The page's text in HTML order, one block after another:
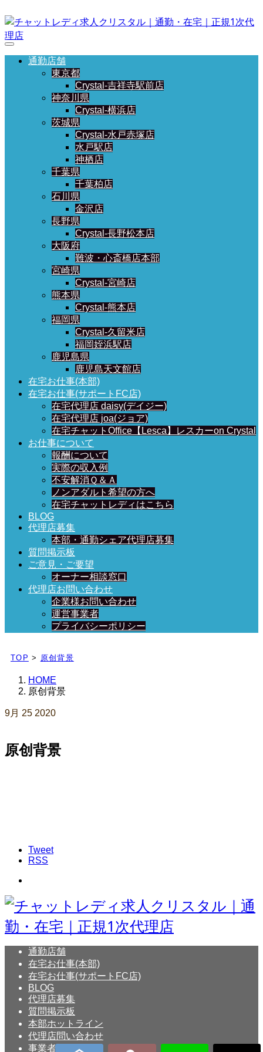
通勤店舗
東京都
Crystal-吉祥寺駅前店
神奈川県
Crystal-横浜店
茨城県
Crystal-水戸赤塚店
水戸駅店
神栖店
千葉県
千葉柏店
石川県
金沢店
長野県
Crystal-長野松本店
大阪府
難波・心斎橋店本部
宮崎県
Crystal-宮崎店
熊本県
Crystal-熊本店
福岡県
Crystal-久留米店
福岡姪浜駅店
鹿児島県
鹿児島天文館店
在宅お仕事(本部)
在宅お仕事(サポートFC店)
在宅代理店 daisy(デイジー)
在宅代理店 joa(ジョア)
在宅チャットOffice【Lesca】レスカーon Crystal
お仕事について
報酬について
実際の収入例
不安解消Ｑ＆Ａ
ノンアダルト希望の方へ
在宅チャットレディはこちら
BLOG
代理店募集
本部・通勤シェア代理店募集
質問掲示板
ご意見・ご要望
オーナー相談窓口
代理店お問い合わせ
企業様お問い合わせ
運営事業者
プライバシーポリシー
日々、ブログを更新中！
TOP > 原创背景
HOME
原创背景
9月 25 2020
原创背景
Tweet
RSS
通勤店舗
在宅お仕事(本部)
在宅お仕事(サポートFC店)
BLOG
代理店募集
質問掲示板
本部ホットライン
代理店問い合わせ
事業者概要